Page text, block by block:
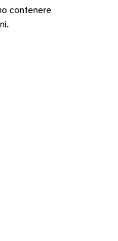
contenere